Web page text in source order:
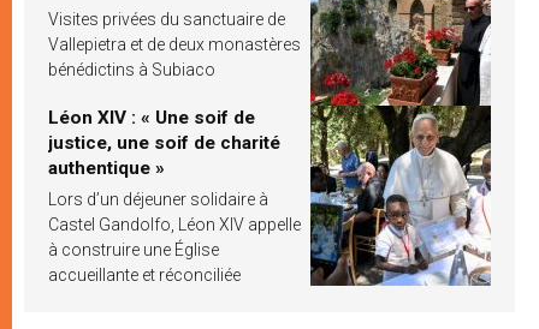
Visites privées du sanctuaire de
Vallepietra et de deux monastères
bénédictins à Subiaco
Léon XIV : « Une soif de
justice, une soif de charité
authentique »
Lors d’un déjeuner solidaire à
Castel Gandolfo, Léon XIV appelle
à construire une Église
accueillante et réconciliée